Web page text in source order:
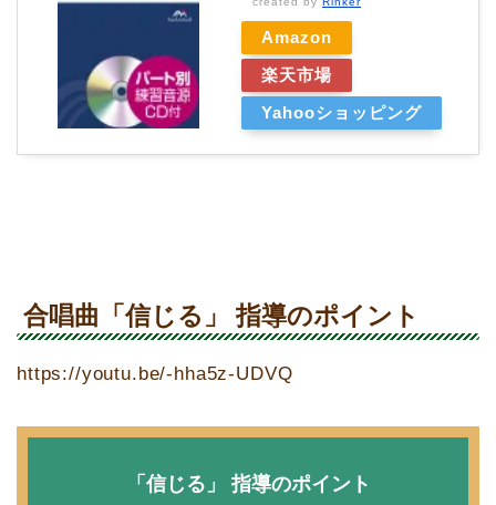
Amazon
楽天市場
Yahooショッピング
合唱曲「信じる」 指導のポイント
https://youtu.be/-hha5z-UDVQ
「信じる」 指導のポイント